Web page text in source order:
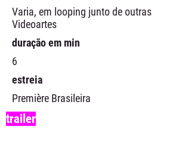
Varia, em looping junto de outras
Videoartes
duração em min
6
estreia
Première Brasileira
trailer